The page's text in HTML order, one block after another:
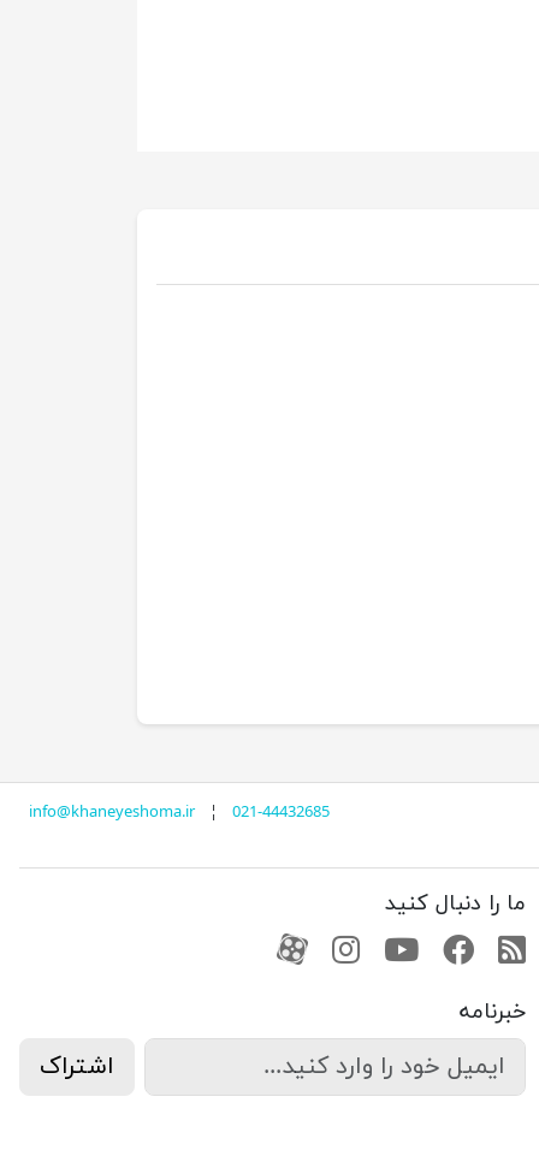
info@khaneyeshoma.ir¦ 021-44432685
ما را دنبال کنید
RSS فیسبوکیوتیوبکانال آپارات
کانال آپارات
خبرنامه
اشتراک